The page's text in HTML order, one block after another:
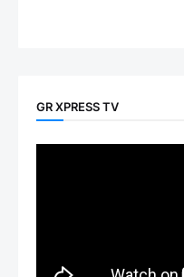
GR XPRESS TV